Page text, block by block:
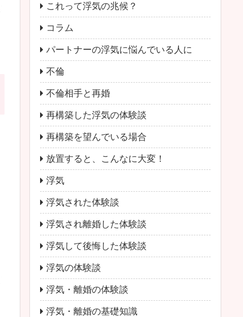
これって浮気の兆候？
コラム
パートナーの浮気に悩んでいる人に
不倫
不倫相手と再婚
再構築した浮気の体験談
再構築を望んでいる場合
放置すると、こんなに大変！
浮気
浮気された体験談
浮気され離婚した体験談
浮気して後悔した体験談
浮気の体験談
浮気・離婚の体験談
浮気・離婚の基礎知識